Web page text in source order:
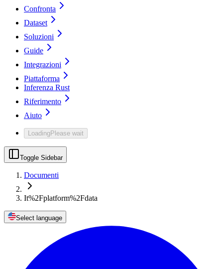
Confronta
Dataset
Soluzioni
Guide
Integrazioni
Piattaforma
Inferenza Rust
Riferimento
Aiuto
LoadingPlease wait
Toggle Sidebar
Documenti
It%2Fplatform%2Fdata
Select language